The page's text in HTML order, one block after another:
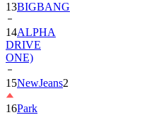
14ALPHA
DRIVE
ONE)
15NewJeans
16Park
Bo-
gum1